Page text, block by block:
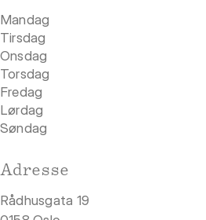
Mandag
Tirsdag
Onsdag
Torsdag
Fredag
Lørdag
Søndag
Adresse
Rådhusgata 19